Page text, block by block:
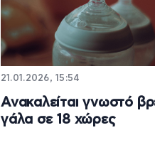
21.01.2026, 15:54
Ανακαλείται γνωστό
γάλα σε 18 χώρες